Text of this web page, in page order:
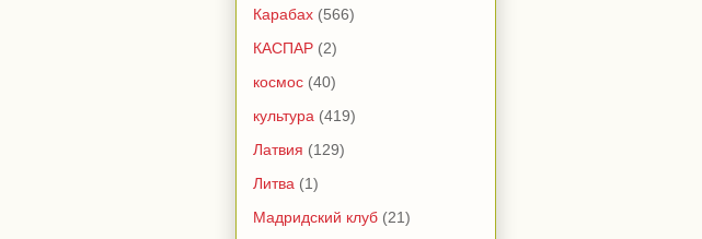
Карабах (566)
КАСПАР (2)
космос (40)
культура (419)
Латвия (129)
Литва (1)
Мадридский клуб (21)